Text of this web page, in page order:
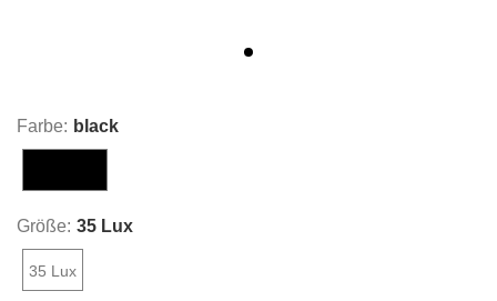
Farbe: black
Größe: 35 Lux
35 Lux